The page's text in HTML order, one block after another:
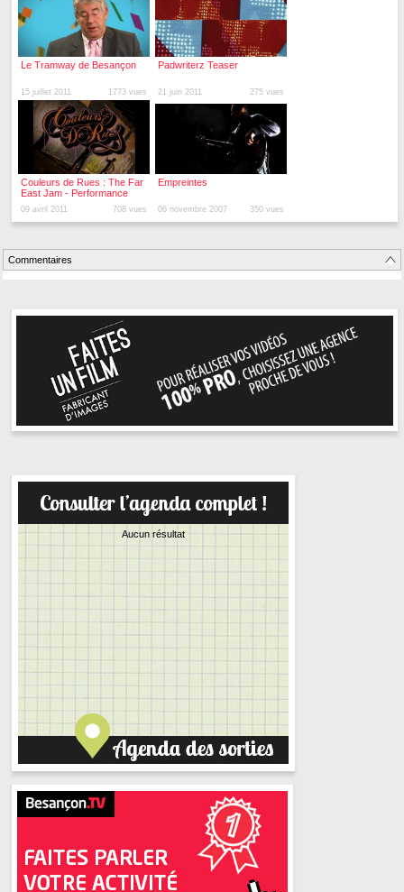
Le Tramway de Besançon
15 juillet 2011 1773 vues
Padwriterz Teaser
21 juin 2011 275 vues
Couleurs de Rues : The Far
East Jam - Performance
Graffiti (9 avril 2011)
09 avril 2011 708 vues
Empreintes
06 novembre 2007 350 vues
Commentaires
Aucun résultat